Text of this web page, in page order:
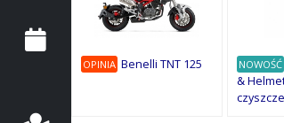
OPINIA Benelli TNT 125 NOWOŚĆ
&